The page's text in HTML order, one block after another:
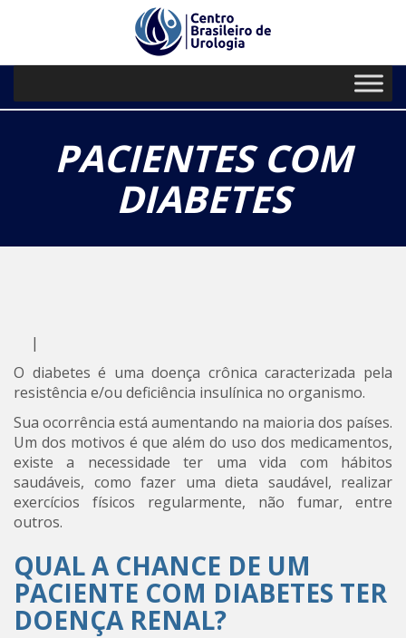
// Paste your Google Analytics code
PRIMARY
MENU
content
PACIENTES COM
DIABETES
|
O diabetes é uma doença crônica caracterizada pela
resistência e/ou deficiência insulínica no organismo.
Sua ocorrência está aumentando na maioria dos países.
Um dos motivos é que além do uso dos medicamentos,
existe a necessidade ter uma vida com hábitos
saudáveis, como fazer uma dieta saudável, realizar
exercícios físicos regularmente, não fumar, entre
outros.
QUAL A CHANCE DE UM
PACIENTE COM DIABETES TER
DOENÇA RENAL?